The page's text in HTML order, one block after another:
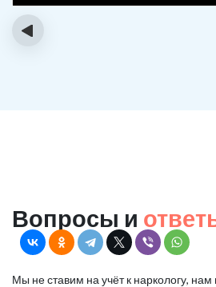
‹
Вопросы и
Мы не ставим на учёт к наркологу,